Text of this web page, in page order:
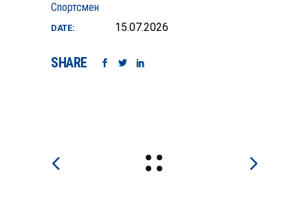
Спортсмен
DATE: 15.07.2026
SHARE